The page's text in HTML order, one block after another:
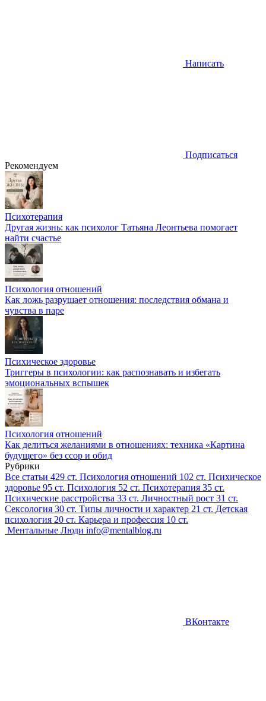
Написать
Подписаться
Рекомендуем
Психотерапия
Другая жизнь: как психолог Татьяна Леонтьева помогает
найти счастье
Психология отношений
Как ложь разрушает отношения: последствия обмана и
чувства в паре
Психическое здоровье
Триггеры в психологии: как распознавать и избегать
эмоциональных вспышек
Психология отношений
Как делиться желаниями в отношениях: техника «Картина
будущего» без ссор и обид
Рубрики
Все статьи 429 ст. Психология отношений 102 ст. Психическое
здоровье 95 ст. Психология 52 ст. Психотерапия 35 ст.
Психические расстройства 33 ст. Личностный рост 31 ст.
Сексология 30 ст. Типы личности и характер 21 ст. Детская
психология 20 ст. Карьера и профессия 10 ст.
Ментальные Люди info@mentalblog.ru
ВКонтакте